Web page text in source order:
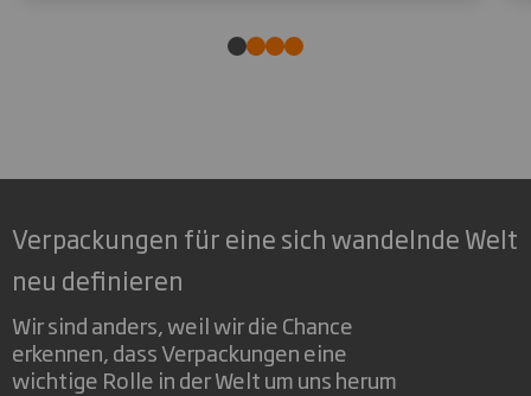
Verpackungen für eine sich wandelnde Welt
neu definieren
Wir sind anders, weil wir die Chance
erkennen, dass Verpackungen eine
wichtige Rolle in der Welt um uns herum